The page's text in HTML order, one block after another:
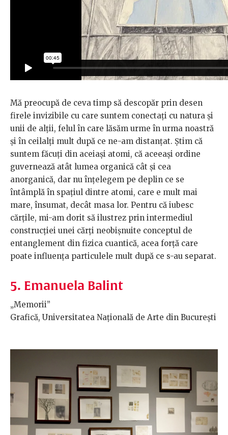
Mă preocupă de ceva timp să descopăr prin desen
firele invizibile cu care suntem conectați cu natura și
unii de alții, felul în care lăsăm urme în urma noastră
și în ceilalți mult după ce ne-am distanțat. Știm că
suntem făcuți din aceiași atomi, că aceeași ordine
guvernează atât lumea organică cât și cea
anorganică, dar nu înțelegem pe deplin ce se
întâmplă în spațiul dintre atomi, care e mult mai
mare, însumat, decât masa lor. Pentru că iubesc
cărțile, mi-am dorit să ilustrez prin intermediul
construcției unei cărți neobișnuite conceptul de
entanglement din fizica cuantică, acea forță care
poate influența particulele mult după ce s-au separat.
5. Emanuela Balint
„Memorii”
Grafică, Universitatea Națională de Arte din București